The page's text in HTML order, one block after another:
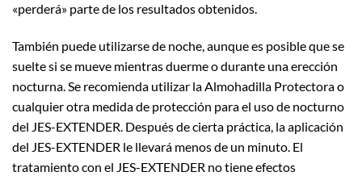
«perderá» parte de los resultados obtenidos.
También puede utilizarse de noche, aunque es posible que se
suelte si se mueve mientras duerme o durante una erección
nocturna. Se recomienda utilizar la Almohadilla Protectora o
cualquier otra medida de protección para el uso de nocturno
del JES-EXTENDER. Después de cierta práctica, la aplicación
del JES-EXTENDER le llevará menos de un minuto. El
tratamiento con el JES-EXTENDER no tiene efectos